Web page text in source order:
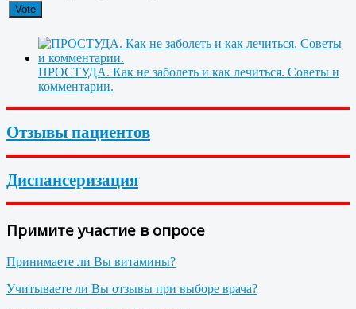
ПРОСТУДА. Как не заболеть и как лечиться. Советы и
комментарии.
Отзывы пациентов
Диспансеризация
Примите участие в опросе
Принимаете ли Вы витамины?
Учитываете ли Вы отзывы при выборе врача?